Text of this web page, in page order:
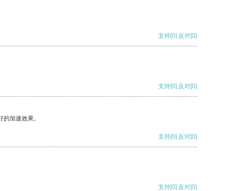
支持[0] 反对[0]
支持[0] 反对[0]
加速效果。
支持[0] 反对[0]
支持[0] 反对[0]